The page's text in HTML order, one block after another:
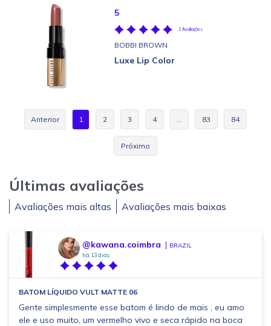
5
1 Avaliações
BOBBI BROWN
Luxe Lip Color
Anterior 1 2 3 4 … 83 84
Próximo
Últimas avaliações
Avaliações mais altas Avaliações mais baixas
@kawana.coimbra BRAZIL
há 13 dias
BATOM LÍQUIDO VULT MATTE 06
Gente simplesmente esse batom é lindo de mais , eu amo
ele e uso muito, um vermelho vivo e seca rápido na boca